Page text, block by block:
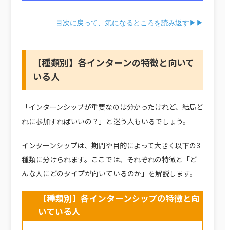
目次に戻って、気になるところを読み返す▶▶
【種類別】各インターンの特徴と向いて
いる人
「インターンシップが重要なのは分かったけれど、結局ど
れに参加すればいいの？」と迷う人もいるでしょう。
インターンシップは、期間や目的によって大きく以下の3
種類に分けられます。ここでは、それぞれの特徴と「ど
んな人にどのタイプが向いているのか」を解説します。
【種類別】各インターンシップの特徴と向
いている人